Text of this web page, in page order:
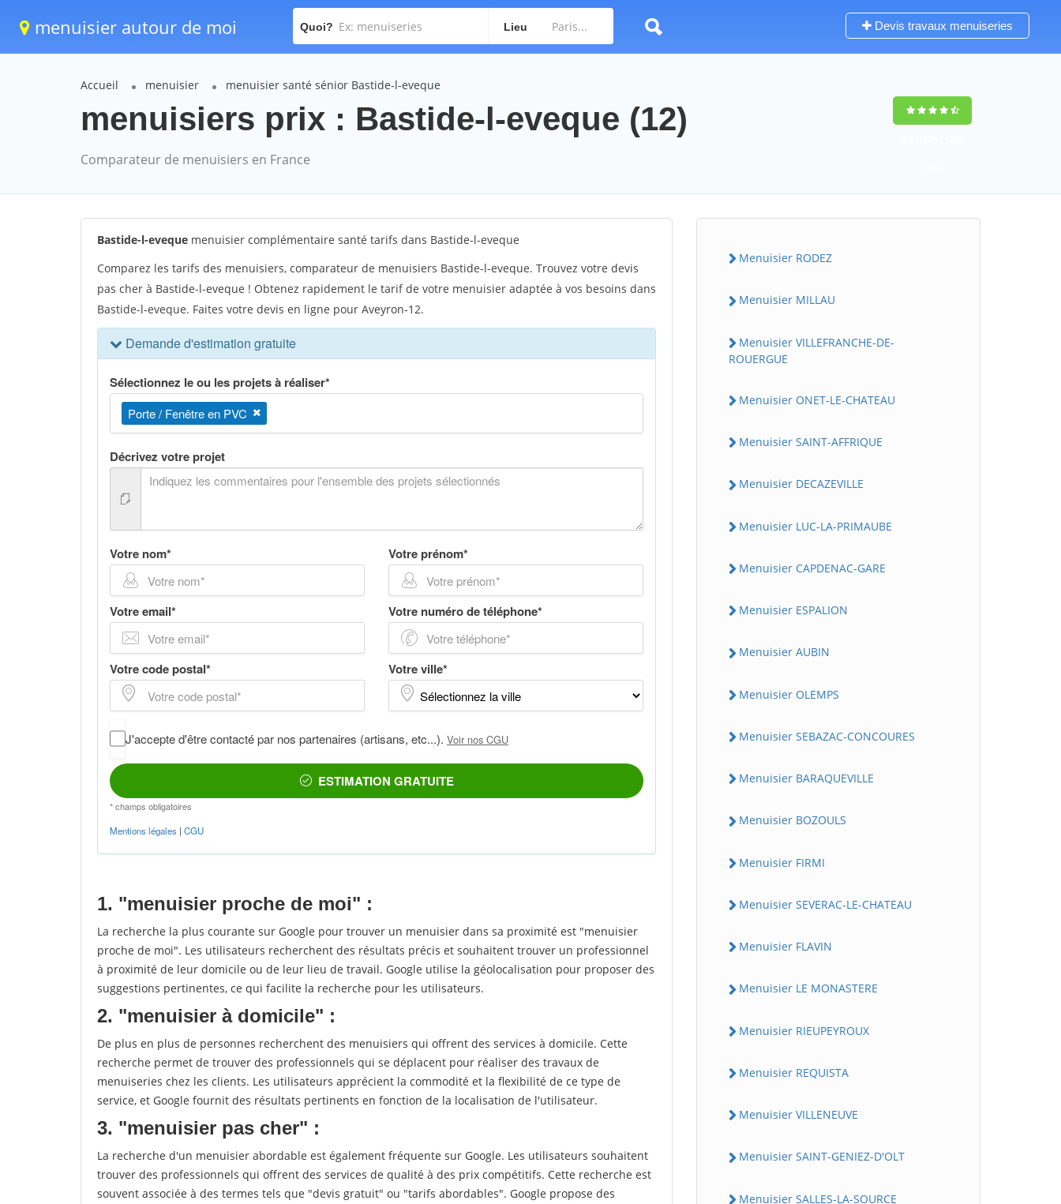
menuisier autour de moi Quoi? Lieu Devis travaux menuiseries
Accueil menuisier menuisier santé sénior Bastide-l-eveque
menuisiers prix : Bastide-l-eveque (12)
Comparateur de menuisiers en France
Bastide-l-eveque menuisier complémentaire santé tarifs dans Bastide-l-eveque
Comparez les tarifs des menuisiers, comparateur de menuisiers Bastide-l-eveque. Trouvez votre devis
pas cher à Bastide-l-eveque ! Obtenez rapidement le tarif de votre menuisier adaptée à vos besoins dans
Bastide-l-eveque. Faites votre devis en ligne pour Aveyron-12.
1. "menuisier proche de moi" :
La recherche la plus courante sur Google pour trouver un menuisier dans sa proximité est "menuisier
proche de moi". Les utilisateurs recherchent des résultats précis et souhaitent trouver un professionnel
à proximité de leur domicile ou de leur lieu de travail. Google utilise la géolocalisation pour proposer des
suggestions pertinentes, ce qui facilite la recherche pour les utilisateurs.
2. "menuisier à domicile" :
De plus en plus de personnes recherchent des menuisiers qui offrent des services à domicile. Cette
recherche permet de trouver des professionnels qui se déplacent pour réaliser des travaux de
menuiseries chez les clients. Les utilisateurs apprécient la commodité et la flexibilité de ce type de
service, et Google fournit des résultats pertinents en fonction de la localisation de l'utilisateur.
3. "menuisier pas cher" :
La recherche d'un menuisier abordable est également fréquente sur Google. Les utilisateurs souhaitent
trouver des professionnels qui offrent des services de qualité à des prix compétitifs. Cette recherche est
souvent associée à des termes tels que "devis gratuit" ou "tarifs abordables". Google propose des
Menuisier RODEZ
Menuisier MILLAU
Menuisier VILLEFRANCHE-DE-
ROUERGUE
Menuisier ONET-LE-CHATEAU
Menuisier SAINT-AFFRIQUE
Menuisier DECAZEVILLE
Menuisier LUC-LA-PRIMAUBE
Menuisier CAPDENAC-GARE
Menuisier ESPALION
Menuisier AUBIN
Menuisier OLEMPS
Menuisier SEBAZAC-CONCOURES
Menuisier BARAQUEVILLE
Menuisier BOZOULS
Menuisier FIRMI
Menuisier SEVERAC-LE-CHATEAU
Menuisier FLAVIN
Menuisier LE MONASTERE
Menuisier RIEUPEYROUX
Menuisier REQUISTA
Menuisier VILLENEUVE
Menuisier SAINT-GENIEZ-D'OLT
Menuisier SALLES-LA-SOURCE